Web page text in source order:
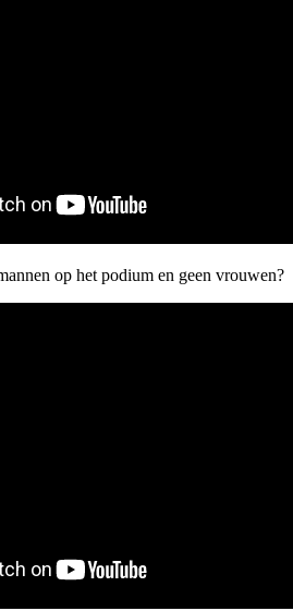
op het podium en geen vrouwen?